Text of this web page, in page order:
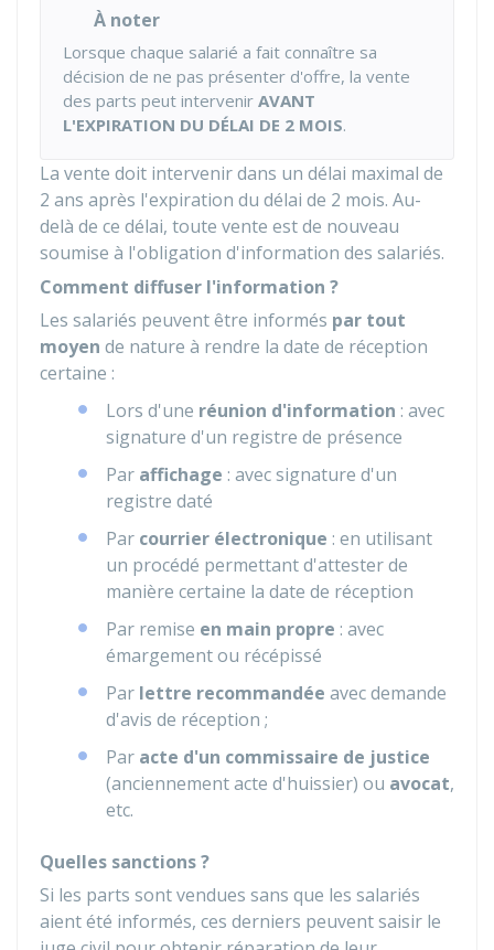
À noter
Lorsque chaque salarié a fait connaître sa
décision de ne pas présenter d'offre, la vente
des parts peut intervenir AVANT
L'EXPIRATION DU DÉLAI DE 2 MOIS.
La vente doit intervenir dans un délai maximal de
2 ans après l'expiration du délai de 2 mois. Au-
delà de ce délai, toute vente est de nouveau
soumise à l'obligation d'information des salariés.
Comment diffuser l'information ?
Les salariés peuvent être informés par tout
moyen de nature à rendre la date de réception
certaine :
Lors d'une réunion d'information : avec
signature d'un registre de présence
Par affichage : avec signature d'un
registre daté
Par courrier électronique : en utilisant
un procédé permettant d'attester de
manière certaine la date de réception
Par remise en main propre : avec
émargement ou récépissé
Par lettre recommandée avec demande
d'avis de réception ;
Par acte d'un commissaire de justice
(anciennement acte d'huissier) ou avocat,
etc.
Quelles sanctions ?
Si les parts sont vendues sans que les salariés
aient été informés, ces derniers peuvent saisir le